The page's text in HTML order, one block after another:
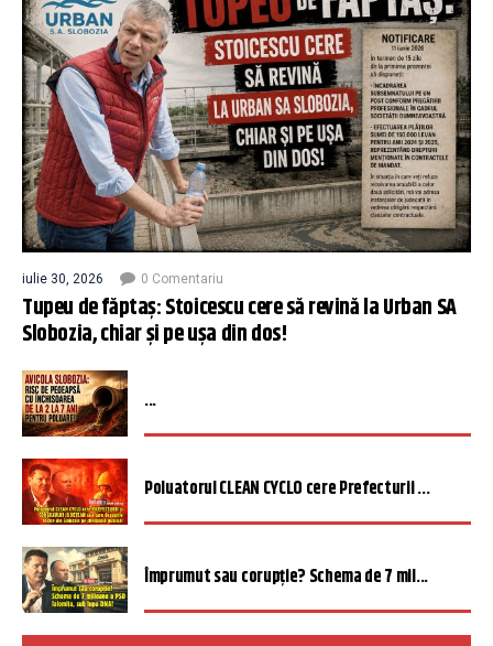
iulie 30, 2026 0 Comentariu
Tupeu de făptaș: Stoicescu cere să revină la Urban SA
Slobozia, chiar și pe ușa din dos!
...
Poluatorul CLEAN CYCLO cere Prefecturii ...
Împrumut sau corupție? Schema de 7 mil...